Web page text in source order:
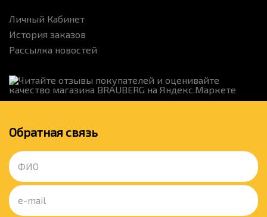
Личный Кабинет
История заказов
Рассылка новостей
Обратная связь